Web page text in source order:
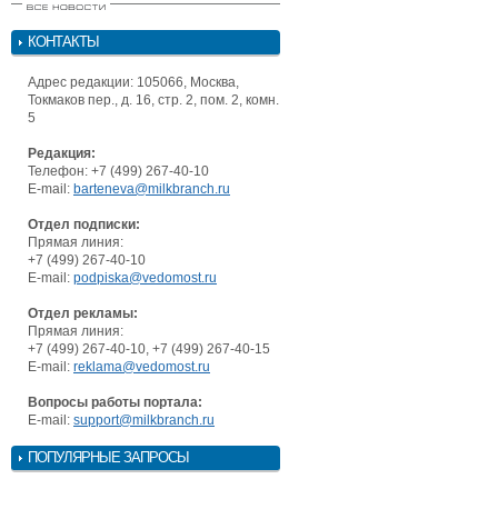
КОНТАКТЫ
Адрес редакции: 105066, Москва,
Токмаков пер., д. 16, стр. 2, пом. 2, комн.
5
Редакция:
Телефон: +7 (499) 267-40-10
E-mail: barteneva@milkbranch.ru
Отдел подписки:
Прямая линия:
+7 (499) 267-40-10
E-mail: podpiska@vedomost.ru
Отдел рекламы:
Прямая линия:
+7 (499) 267-40-10, +7 (499) 267-40-15
E-mail: reklama@vedomost.ru
Вопросы работы портала:
E-mail: support@milkbranch.ru
ПОПУЛЯРНЫЕ ЗАПРОСЫ